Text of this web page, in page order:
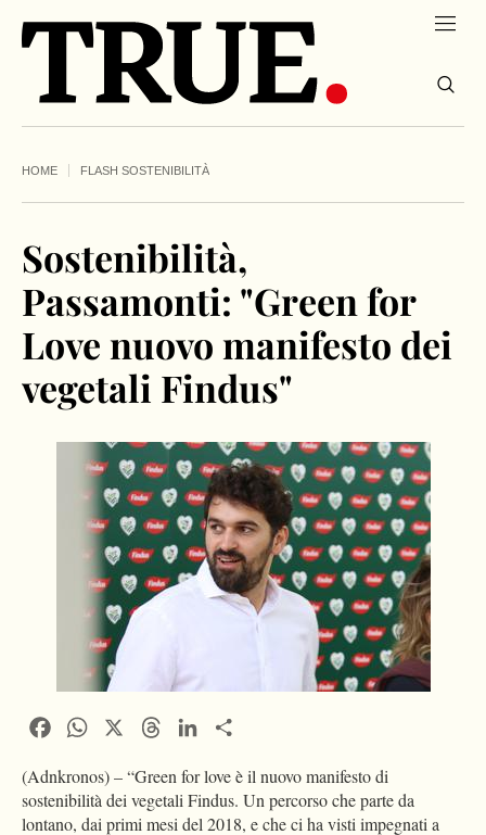
HOME FLASH SOSTENIBILITÀ
Sostenibilità,
Passamonti: "Green for
Love nuovo manifesto dei
vegetali Findus"
FacebookWhatsApp ThreadsLinkedIn
(Adnkronos) – “Green for love è il nuovo manifesto di
sostenibilità dei vegetali Findus. Un percorso che parte da
lontano, dai primi mesi del 2018, e che ci ha visti impegnati a